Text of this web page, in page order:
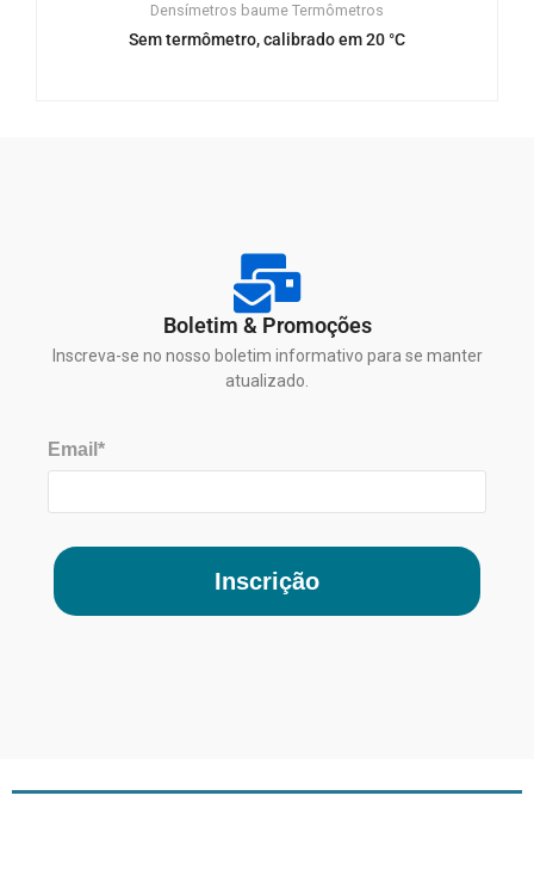
Densímetros baume Termômetros
Sem termômetro, calibrado em 20 °C
Boletim & Promoções
Inscreva-se no nosso boletim informativo para se manter
atualizado.
Email*
Inscrição